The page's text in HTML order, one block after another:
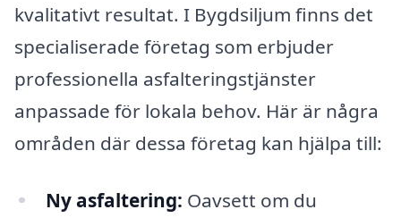
kvalitativt resultat. I Bygdsiljum finns det
specialiserade företag som erbjuder
professionella asfalteringstjänster
anpassade för lokala behov. Här är några
områden där dessa företag kan hjälpa till:
Ny asfaltering: Oavsett om du